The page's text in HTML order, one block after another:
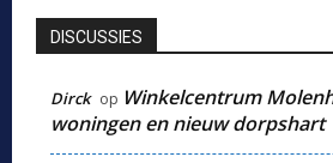
DISCUSSIES
Dirck op Winkelcentrum
woningen en nieuw dorpshart